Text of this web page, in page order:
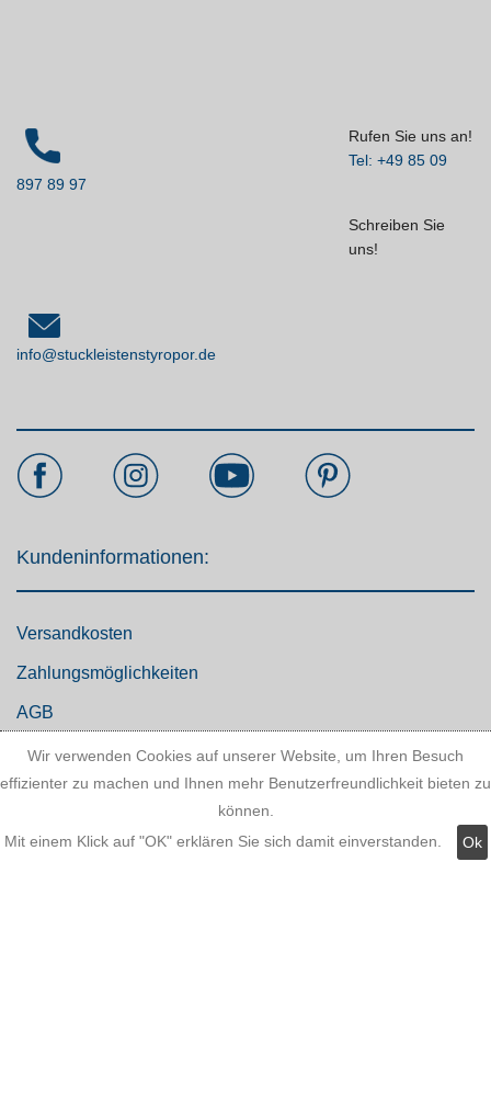
Rufen Sie uns an!
Tel: +49 85 09
897 89 97
Schreiben Sie
uns!
info@stuckleistenstyropor.de
Kundeninformationen:
Versandkosten
Zahlungsmöglichkeiten
AGB
Widerrufsbelehrung
Hinweis zum Batteriegesetz
Wir verwenden Cookies auf unserer Website, um Ihren Besuch
effizienter zu machen und Ihnen mehr Benutzerfreundlichkeit bieten zu
können.
Mit einem Klick auf "OK" erklären Sie sich damit einverstanden.
Ok